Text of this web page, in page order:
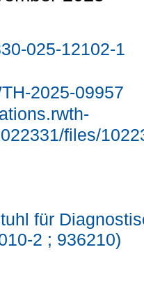
025-12102-1
2025-09957
files/
für
2 ; 936210)